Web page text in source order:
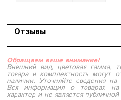
Отзывы
Обращаем ваше внимание!
Внешний вид, цветовая гамма,
товара и комплектность могут
наличии. Уточняйте сведения
Вся информация о товарах на
характер и не является